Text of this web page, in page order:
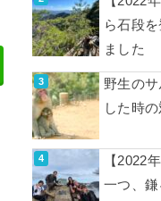
ら石段
ました
野生の
した時
【2022
一つ、